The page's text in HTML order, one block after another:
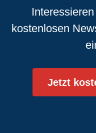
kostenlosen
Jetzt